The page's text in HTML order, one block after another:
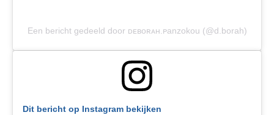
Een bericht gedeeld door ᴅᴇʙᴏʀᴀʜ.ᴘanzokou (@d.borah)
Dit bericht op Instagram bekijken